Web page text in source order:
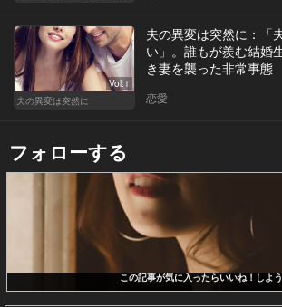
Vol.1
夫の異変は突然に
夫の異変は突然に：「
い」。誰もが羨む結婚
き妻を襲った非常事態
恋愛
フォローする
この記事が気に入ったらいいね！しよう